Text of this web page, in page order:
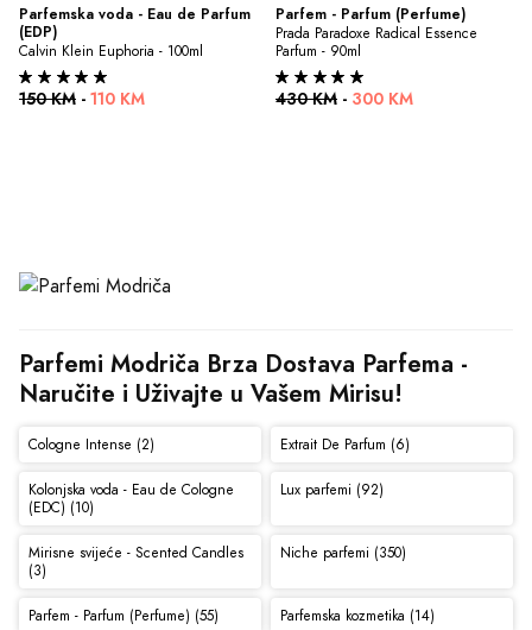
Parfemska voda - Eau de Parfum
(EDP)
Calvin Klein Euphoria - 100ml
150 KM - 110 KM
Parfem - Parfum (Perfume)
Prada Paradoxe Radical Essence
Parfum - 90ml
430 KM - 300 KM
Parfemi Modriča Brza Dostava Parfema -
Naručite i Uživajte u Vašem Mirisu!
Cologne Intense (2) Extrait De Parfum (6)
Kolonjska voda - Eau de Cologne
(EDC) (10)
Lux parfemi (92)
Mirisne svijeće - Scented Candles
(3)
Niche parfemi (350)
Parfem - Parfum (Perfume) (55) Parfemska kozmetika (14)